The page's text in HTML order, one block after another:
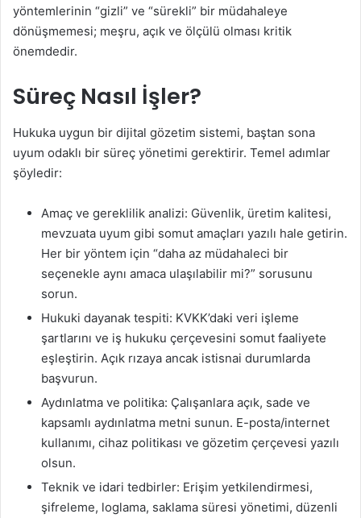
yöntemlerinin “gizli” ve “sürekli” bir müdahaleye
dönüşmemesi; meşru, açık ve ölçülü olması kritik
önemdedir.
Süreç Nasıl İşler?
Hukuka uygun bir dijital gözetim sistemi, baştan sona
uyum odaklı bir süreç yönetimi gerektirir. Temel adımlar
şöyledir:
Amaç ve gereklilik analizi: Güvenlik, üretim kalitesi,
mevzuata uyum gibi somut amaçları yazılı hale getirin.
Her bir yöntem için “daha az müdahaleci bir
seçenekle aynı amaca ulaşılabilir mi?” sorusunu
sorun.
Hukuki dayanak tespiti: KVKK’daki veri işleme
şartlarını ve iş hukuku çerçevesini somut faaliyete
eşleştirin. Açık rızaya ancak istisnai durumlarda
başvurun.
Aydınlatma ve politika: Çalışanlara açık, sade ve
kapsamlı aydınlatma metni sunun. E-posta/internet
kullanımı, cihaz politikası ve gözetim çerçevesi yazılı
olsun.
Teknik ve idari tedbirler: Erişim yetkilendirmesi,
şifreleme, loglama, saklama süresi yönetimi, düzenli